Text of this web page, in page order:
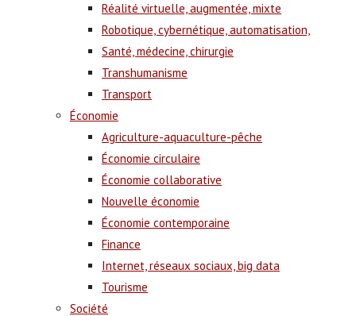
Réalité virtuelle, augmentée, mixte
Robotique, cybernétique, automatisation,
Santé, médecine, chirurgie
Transhumanisme
Transport
Économie
Agriculture-aquaculture-pêche
Économie circulaire
Économie collaborative
Nouvelle économie
Économie contemporaine
Finance
Internet, réseaux sociaux, big data
Tourisme
Société